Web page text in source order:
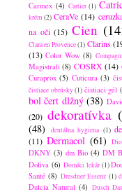
Carmex (4) Cartier (1)
krém (2) CeraVe (14)
na oči (15) Cien
Clara en Provence(1) Clarins
(13) Color Wow (8)
Magistrali (8) COSRX (14)
Curaprox (5) Cuticura (3)
čistiace obrúsky(1) čistiaci gél
bol čert dlžný (38)
(20) dekoratívka
(48)
dentálna hygiena (1)
(11) Dermacol (61)
DKNY (3) dm Bio (4) DM
Doliva (6) Domáci lekár (1)
Santé (8) Dresdner Essenz (1)
Dulcia Natural (4) Dusch Das